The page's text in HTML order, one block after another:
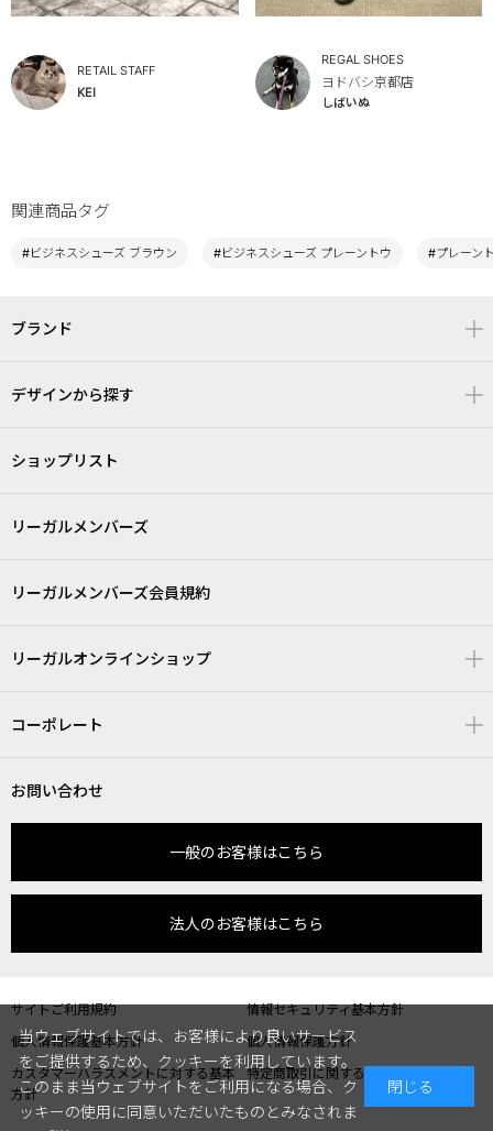
RETAIL STAFF
KEI
REGAL SHOES
ヨドバシ京都店
しばいぬ
関連商品タグ
#ビジネスシューズ ブラウン #ビジネスシューズ プレーントウ #プレーン
ブランド
デザインから探す
ショップリスト
リーガルメンバーズ
リーガルメンバーズ会員規約
リーガルオンラインショップ
コーポレート
お問い合わせ
一般のお客様はこちら
法人のお客様はこちら
サイトご利用規約
情報セキュリティ基本方針
個人情報保護基本方針
個人情報保護方針
カスタマーハラスメントに対する基本
方針
特定商取引に関する表記
当ウェブサイトでは、お客様により良いサービス
をご提供するため、クッキーを利用しています。
このまま当ウェブサイトをご利用になる場合、ク
ッキーの使用に同意いただいたものとみなされま
閉じる